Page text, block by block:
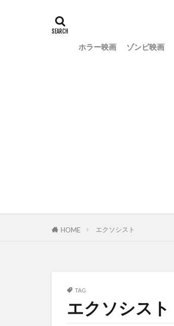
ホラー映画 ゾンビ映画
HOME エクソシスト
TAG
エクソシスト